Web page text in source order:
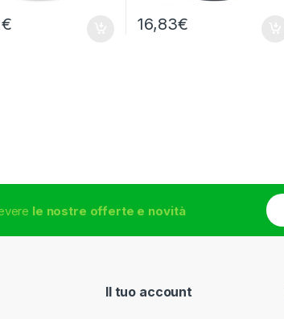
€ 16,83€
le nostre offerte e novità
E
m
a
Il tuo account